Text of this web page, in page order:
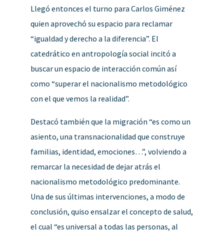
Llegó entonces el turno para Carlos Giménez
quien aprovechó su espacio para reclamar
“igualdad y derecho a la diferencia”. El
catedrático en antropología social incitó a
buscar un espacio de interacción común así
como “superar el nacionalismo metodológico
con el que vemos la realidad”.
Destacó también que la migración “es como un
asiento, una transnacionalidad que construye
familias, identidad, emociones…”, volviendo a
remarcar la necesidad de dejar atrás el
nacionalismo metodológico predominante.
Una de sus últimas intervenciones, a modo de
conclusión, quiso ensalzar el concepto de salud,
el cual “es universal a todas las personas, al